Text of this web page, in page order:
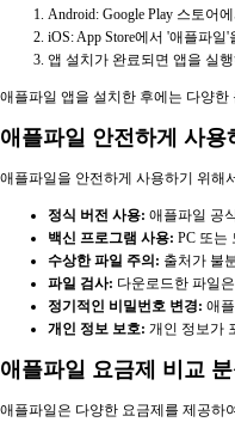
Android: Google Play 스토어
iOS: App Store에서 '애플파
앱 설치가 완료되면 앱을 실
애플파일 앱을 설치한 후에는 다양
애플파일 안전하게 사
애플파일을 안전하게 사용하기 위해
정식 버전 사용: 애플파일 공
백신 프로그램 사용: PC 또는
수상한 파일 주의: 출처가 불
파일 검사: 다운로드한 파일
정기적인 비밀번호 변경: 애
개인 정보 보호: 개인 정보가
애플파일 요금제 비교
애플파일은 다양한 요금제를 제공하